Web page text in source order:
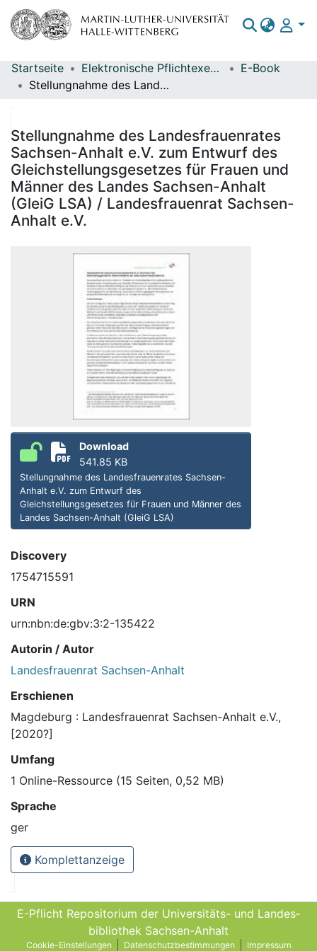
Bereiche & Sammlungen
Statistiken
Startseite Elektronische Pflichtexemplare
E-Book
Stellungnahme des Landesfrauenrates Sachsen-Anhalt e.V. zum Entwurf des Gleichstellungsgesetzes für Frauen und Männer des Landes Sachsen-Anhalt (GleiG LSA) / Landesfrauenrat Sachsen-Anhalt e.V.
Stellungnahme des Landesfrauenrates
Sachsen-Anhalt e.V. zum Entwurf des
Gleichstellungsgesetzes für Frauen und
Männer des Landes Sachsen-Anhalt
(GleiG LSA) / Landesfrauenrat Sachsen-
Anhalt e.V.
Download
541.85 KB
Stellungnahme des Landesfrauenrates Sachsen-
Anhalt e.V. zum Entwurf des
Gleichstellungsgesetzes für Frauen und Männer des
Landes Sachsen-Anhalt (GleiG LSA)
Discovery
1754715591
URN
urn:nbn:de:gbv:3:2-135422
Autorin / Autor
Landesfrauenrat Sachsen-Anhalt
Erschienen
Magdeburg : Landesfrauenrat Sachsen-Anhalt e.V.,
[2020?]
Umfang
1 Online-Ressource (15 Seiten, 0,52 MB)
Sprache
ger
Komplettanzeige
E-Pflicht Repositorium der Universitäts- und Landes­
bibliothek Sachsen-Anhalt
Cookie-Einstellungen Datenschutzbestimmungen Impressum